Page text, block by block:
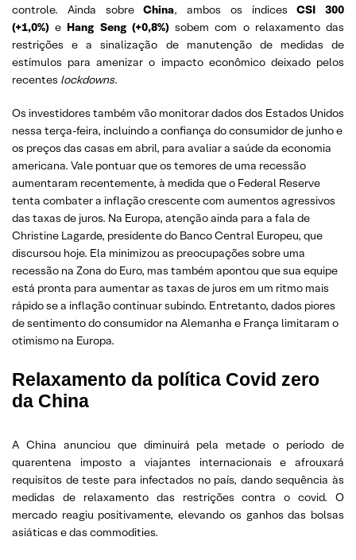
controle. Ainda sobreChina, ambos os índicesCSI 300
(+1,0%) e Hang Seng (+0,8%)sobem com o relaxamento das
restrições e a sinalização de manutenção de medidas de
estímulos para amenizar o impacto econômico deixado pelos
recentes lockdowns.
Os investidores também vão monitorar dados dos Estados Unidos
nessa terça-feira, incluindo a confiança do consumidor de junho e
os preços das casas em abril, para avaliar a saúde da economia
americana. Vale pontuar que os temores de uma recessão
aumentaram recentemente, à medida que o Federal Reserve
tenta combater a inflação crescente com aumentos agressivos
das taxas de juros. Na Europa, atenção ainda para a fala de
Christine Lagarde, presidente do Banco Central Europeu, que
discursou hoje. Ela minimizou as preocupações sobre uma
recessão na Zona do Euro, mas também apontou que sua equipe
está pronta para aumentar as taxas de juros em um ritmo mais
rápido se a inflação continuar subindo. Entretanto, dados piores
de sentimento do consumidor na Alemanha e França limitaram o
otimismo na Europa.
Relaxamento da política Covid zero
da China
A China anunciou que diminuirá pela metade o período de
quarentena imposto a viajantes internacionais e afrouxará
requisitos de teste para infectados no país, dando sequência às
medidas de relaxamento das restrições contra o covid. O
mercado reagiu positivamente, elevando os ganhos das bolsas
asiáticas e das commodities.